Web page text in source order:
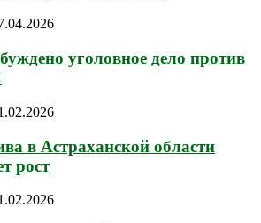
уголовное дело против
в Астраханской области
рост